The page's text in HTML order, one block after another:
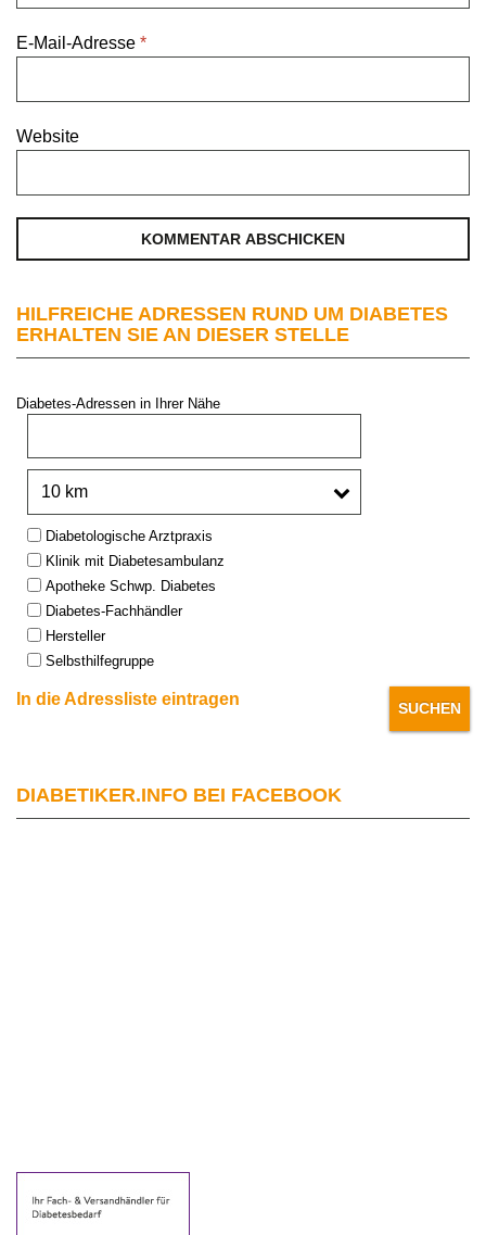
E-Mail-Adresse *
Website
HILFREICHE ADRESSEN RUND UM DIABETES
ERHALTEN SIE AN DIESER STELLE
Diabetes-Adressen in Ihrer Nähe
Type:Diabetologische Arztpraxis
Klinik mit Diabetesambulanz
Apotheke Schwp. Diabetes
Diabetes-Fachhändler
Hersteller
Selbsthilfegruppe
In die Adressliste eintragen
DIABETIKER.INFO BEI FACEBOOK